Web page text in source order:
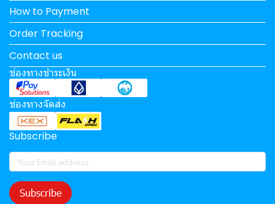
How to Payment
Order Tracking
Contact us
ช่องทางชำระเงิน
ช่องทางจัดส่ง
Subscribe
Subscribe